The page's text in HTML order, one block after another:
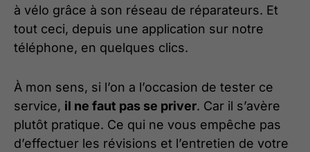
à vélo grâce à son réseau de réparateurs. Et
tout ceci, depuis une application sur notre
téléphone, en quelques clics.
À mon sens, si l’on a l’occasion de tester ce
service, il ne faut pas se priver. Car il s’avère
plutôt pratique. Ce qui ne vous empêche pas
d’effectuer les révisions et l’entretien de votre